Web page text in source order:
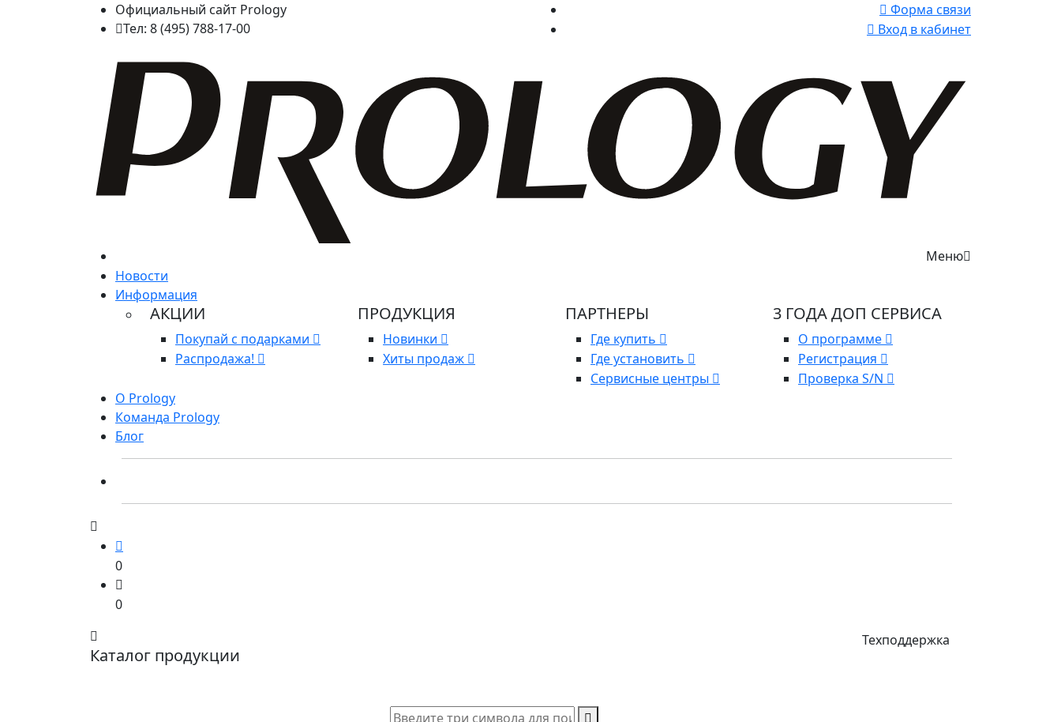
Официальный сайт Prology
Тел: 8 (495) 788-17-00
Форма связи
Вход в кабинет
Меню
Новости
Информация
АКЦИИ
Покупай с подарками
Распродажа!
ПРОДУКЦИЯ
Новинки
Хиты продаж
ПАРТНЕРЫ
Где купить
Где установить
Сервисные центры
3 ГОДА ДОП СЕРВИСА
О программе
Регистрация
Проверка S/N
О Prology
Команда Prology
Блог
0
0
Каталог продукции
Техподдержка